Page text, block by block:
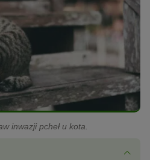
inwazji pcheł u kota.